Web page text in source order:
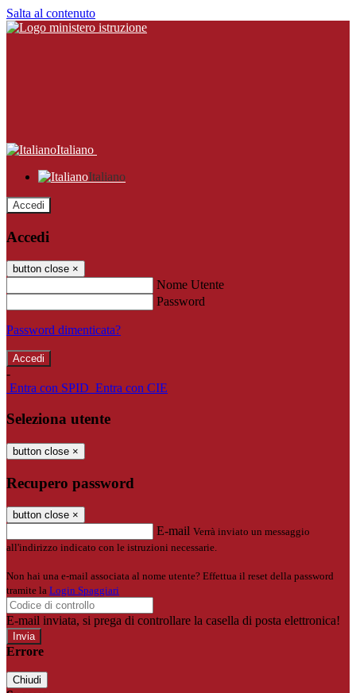
Salta al contenuto
Italiano
Italiano
Accedi
Accedi
button close ×
Nome Utente
Password
Password dimenticata?
-
Entra con SPID Entra con CIE
Seleziona utente
button close ×
Recupero password
button close ×
E-mail Verrà inviato un messaggio
all'indirizzo indicato con le istruzioni necessarie.
Non hai una e-mail associata al nome utente? Effettua il reset della password
tramite la Login Spaggiari
E-mail inviata, si prega di controllare la casella di posta elettronica!
Errore
Chiudi